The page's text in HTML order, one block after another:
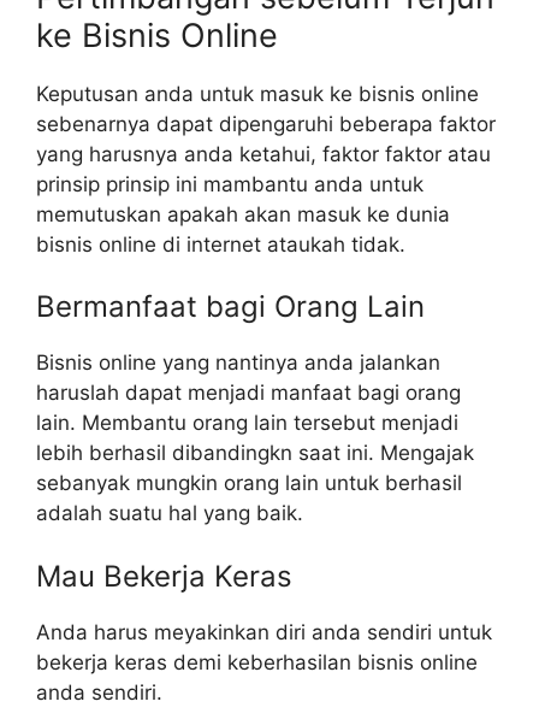
ke Bisnis Online
Keputusan anda untuk masuk ke bisnis online
sebenarnya dapat dipengaruhi beberapa faktor
yang harusnya anda ketahui, faktor faktor atau
prinsip prinsip ini mambantu anda untuk
memutuskan apakah akan masuk ke dunia
bisnis online di internet ataukah tidak.
Bermanfaat bagi Orang Lain
Bisnis online yang nantinya anda jalankan
haruslah dapat menjadi manfaat bagi orang
lain. Membantu orang lain tersebut menjadi
lebih berhasil dibandingkn saat ini. Mengajak
sebanyak mungkin orang lain untuk berhasil
adalah suatu hal yang baik.
Mau Bekerja Keras
Anda harus meyakinkan diri anda sendiri untuk
bekerja keras demi keberhasilan bisnis online
anda sendiri.